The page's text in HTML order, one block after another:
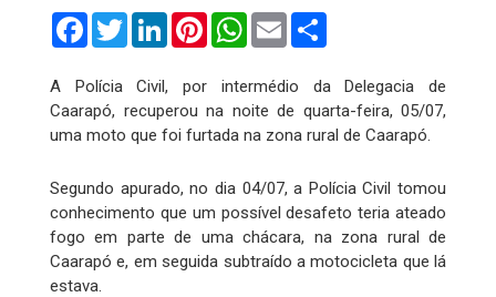
FacebookTwitterLinkedInPinterestWhatsApp
Email
A Polícia Civil, por intermédio da Delegacia de
Caarapó, recuperou na noite de quarta-feira, 05/07,
uma moto que foi furtada na zona rural de Caarapó.
Segundo apurado, no dia 04/07, a Polícia Civil tomou
conhecimento que um possível desafeto teria ateado
fogo em parte de uma chácara, na zona rural de
Caarapó e, em seguida subtraído a motocicleta que lá
estava.